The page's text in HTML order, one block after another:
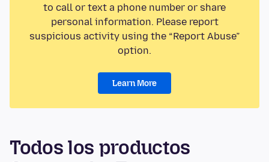
to call or text a phone number or share
personal information. Please report
suspicious activity using the “Report Abuse”
option.
Learn More
Todos los productos